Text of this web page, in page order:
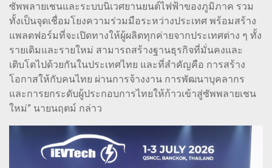
ซัพพลายเชนและระบบนิเวศยานยนต์ไฟฟ้าของภูมิภาค รวม
ทั้งเป็นจุดเชื่อมโยงความร่วมมือระหว่างประเทศ พร้อมสร้าง
แพลตฟอร์มที่จะเปิดทางให้ผู้ผลิตทุกค่ายจากประเทศต่าง ๆ ทั้ง
รายเดิมและรายใหม่ สามารถสร้างฐานธุรกิจที่มั่นคงและ
เติบโตไปด้วยกันในประเทศไทย และที่สำคัญคือ การสร้าง
โอกาสให้กับคนไทย ผ่านการจ้างงาน การพัฒนาบุคลากร
และการยกระดับผู้ประกอบการไทยให้ก้าวเข้าสู่ซัพพลายเชน
ใหม่” นายนฤตม์ กล่าว